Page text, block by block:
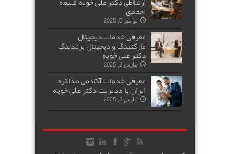
احمدی
نوامبر 5, 2025
معرفی خدمات دیجیتال
مارکتینگ و دیجیتال برندینگ
دکتر علی خویه
مارس 2, 2025
معرفی خدمات آکادمی مذاکره
ایران با مدیریت دکتر علی خویه
مارس 2, 2025